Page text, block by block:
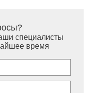
специалисты
время